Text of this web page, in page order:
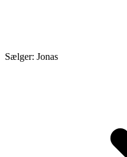
Sælger: Jonas